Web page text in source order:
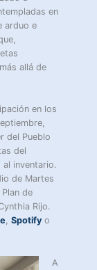
en
arduo e
allá de
en los
del Pueblo
del
inventario.
de Martes
de
Rijo.
,Spotify o
A